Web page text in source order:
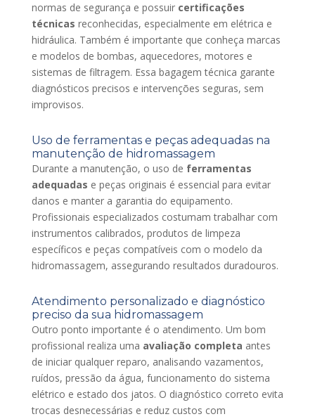
normas de segurança e possuir certificações
técnicas reconhecidas, especialmente em elétrica e
hidráulica. Também é importante que conheça marcas
e modelos de bombas, aquecedores, motores e
sistemas de filtragem. Essa bagagem técnica garante
diagnósticos precisos e intervenções seguras, sem
improvisos.
Uso de ferramentas e peças adequadas na
manutenção de hidromassagem
Durante a manutenção, o uso de ferramentas
adequadas e peças originais é essencial para evitar
danos e manter a garantia do equipamento.
Profissionais especializados costumam trabalhar com
instrumentos calibrados, produtos de limpeza
específicos e peças compatíveis com o modelo da
hidromassagem, assegurando resultados duradouros.
Atendimento personalizado e diagnóstico
preciso da sua hidromassagem
Outro ponto importante é o atendimento. Um bom
profissional realiza uma avaliação completa antes
de iniciar qualquer reparo, analisando vazamentos,
ruídos, pressão da água, funcionamento do sistema
elétrico e estado dos jatos. O diagnóstico correto evita
trocas desnecessárias e reduz custos com